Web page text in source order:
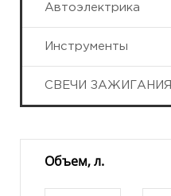
Автоэлектрика
Инструменты
СВЕЧИ ЗАЖИГАНИЯ
Объем, л.